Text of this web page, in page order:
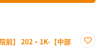
前】 202・1K-【中部